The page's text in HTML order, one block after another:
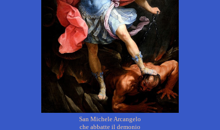
San Michele Arcangelo
che abbatte il demonio